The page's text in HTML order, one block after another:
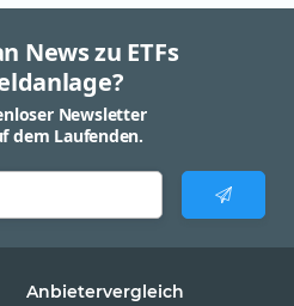
News zu ETFs
Newsletter
dem Laufenden.
Anbietervergleich